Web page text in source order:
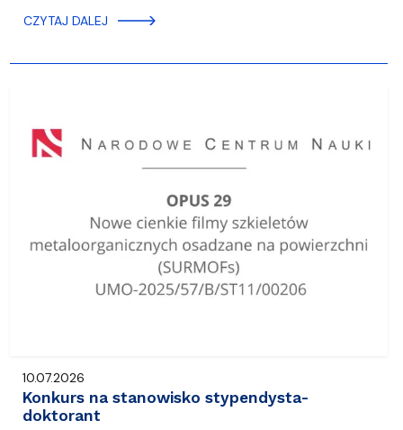
CZYTAJ DALEJ
10.07.2026
Konkurs na stanowisko stypendysta-
doktorant